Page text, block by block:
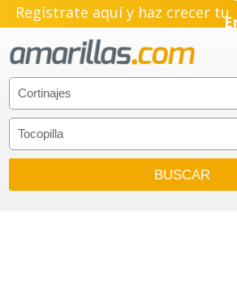
Regístrate aquí y haz crecer tu